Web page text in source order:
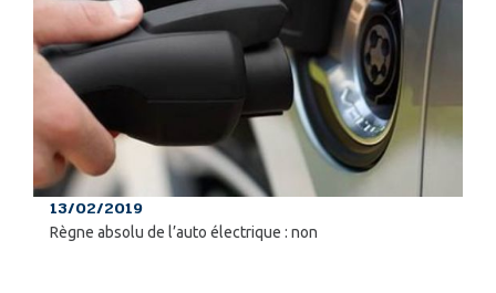
13/02/2019
Règne absolu de l’auto électrique : non